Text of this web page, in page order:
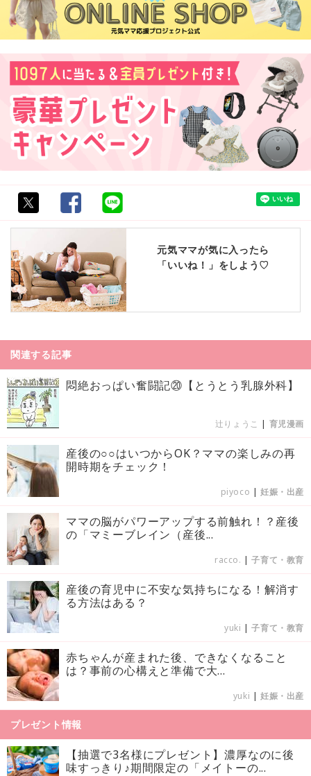
元気ママが気に入ったら
「いいね！」をしよう♡
関連する記事
悶絶おっぱい奮闘記⑳【とうとう乳腺外科】
辻りょうこ | 育児漫画
産後の○○はいつからOK？ママの楽しみの再
開時期をチェック！
piyoco | 妊娠・出産
ママの脳がパワーアップする前触れ！？産後
の「マミーブレイン（産後...
racco. |子育て・教育
産後の育児中に不安な気持ちになる！解消す
る方法はある？
yuki |子育て・教育
赤ちゃんが産まれた後、できなくなること
は？事前の心構えと準備で大...
yuki | 妊娠・出産
プレゼント情報
【抽選で3名様にプレゼント】濃厚なのに後
味すっきり♪期間限定の「メイトーの...